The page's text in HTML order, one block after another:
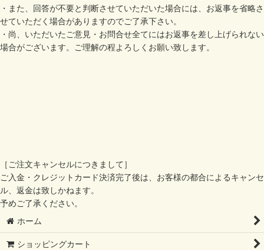
・また、回答が不要と判断させていただいた場合には、お返事を省略さ
せていただく場合がありますのでご了承下さい。
・尚、いただいたご意見・お問合せ全てにはお返事を差し上げられない
場合がございます。ご理解の程よろしくお願い致します。
［ご注文キャンセルにつきまして］
ご入金・クレジットカード決済完了後は、お客様の都合によるキャンセ
ル、返金は致しかねます。
予めご了承ください。
ホーム
ショッピングカート